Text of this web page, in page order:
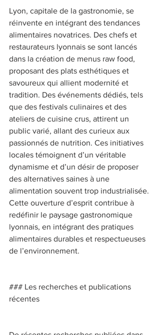
Lyon, capitale de la gastronomie, se
réinvente en intégrant des tendances
alimentaires novatrices. Des chefs et
restaurateurs lyonnais se sont lancés
dans la création de menus raw food,
proposant des plats esthétiques et
savoureux qui allient modernité et
tradition. Des événements dédiés, tels
que des festivals culinaires et des
ateliers de cuisine crus, attirent un
public varié, allant des curieux aux
passionnés de nutrition. Ces initiatives
locales témoignent d’un véritable
dynamisme et d’un désir de proposer
des alternatives saines à une
alimentation souvent trop industrialisée.
Cette ouverture d’esprit contribue à
redéfinir le paysage gastronomique
lyonnais, en intégrant des pratiques
alimentaires durables et respectueuses
de l’environnement.
### Les recherches et publications
récentes